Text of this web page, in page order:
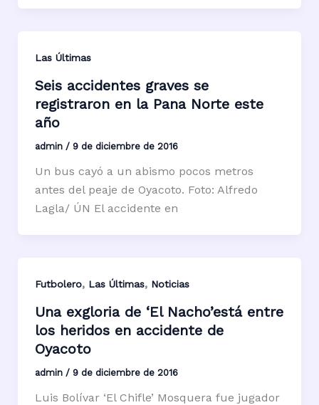
Las Últimas
Seis accidentes graves se
registraron en la Pana Norte este
año
admin / 9 de diciembre de 2016
Un bus cayó a un abismo pocos metros
antes del peaje de Oyacoto. Foto: Alfredo
Lagla/ ÚN El accidente en
Futbolero, Las Últimas, Noticias
Una exgloria de ‘El Nacho’está entre
los heridos en accidente de
Oyacoto
admin / 9 de diciembre de 2016
Luis Bolívar ‘El Chifle’ Mosquera fue jugador